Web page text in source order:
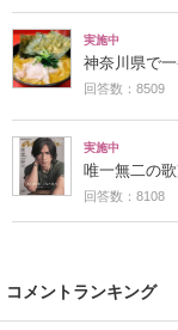
実施中
神奈川県で
回答数：8509
実施中
唯一無二の
回答数：8108
コメントランキング